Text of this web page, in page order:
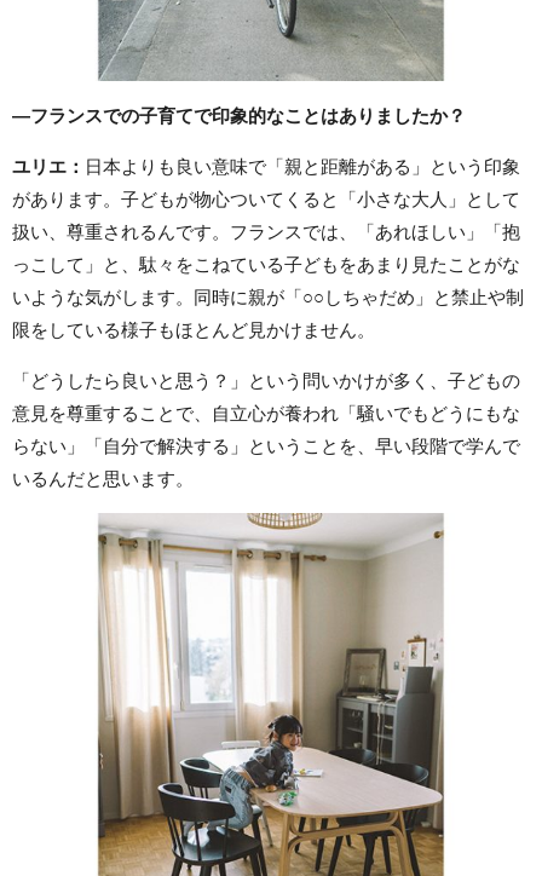
―フランスでの子育てで印象的なことはありましたか？
ユリエ： 日本よりも良い意味で「親と距離がある」という印象
があります。子どもが物心ついてくると「小さな大人」として
扱い、尊重されるんです。フランスでは、「あれほしい」「抱
っこして」と、駄々をこねている子どもをあまり見たことがな
いような気がします。同時に親が「○○しちゃだめ」と禁止や制
限をしている様子もほとんど見かけません。
「どうしたら良いと思う？」という問いかけが多く、子どもの
意見を尊重することで、自立心が養われ「騒いでもどうにもな
らない」「自分で解決する」ということを、早い段階で学んで
いるんだと思います。